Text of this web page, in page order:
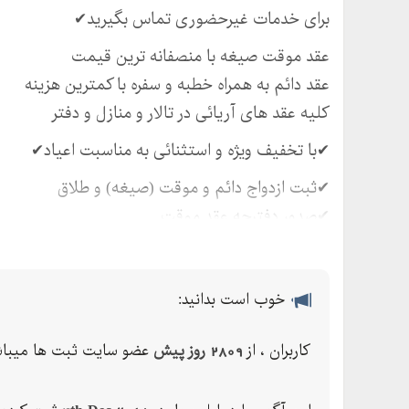
برای خدمات غیرحضوری تماس بگیرید✔
عقد موقت صیغه با منصفانه ترین قیمت
عقد دائم به همراه خطبه و سفره با کمترین هزینه
کلیه عقد های آریائی در تالار و منازل و دفتر
✔با تخفیف ویژه و استثنائی به مناسبت اعیاد✔
✔ثبت ازدواج دائم و موقت (صیغه) و طلاق
✔صدور دفترچه عقد موقت
هتل ها، مسافرخانه ها
✔ثبت عقد موقت(صیغه) و دائم برای اتباع
خوب است بدانید:
کاربران ، از 2809 روز پیش عضو سایت ثبت ها